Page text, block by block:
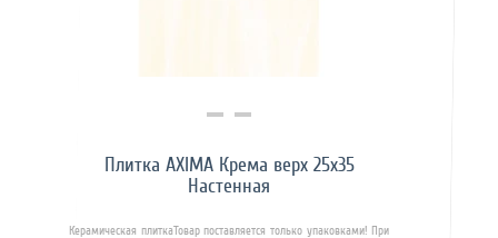
Купить в 1 клик
Плитка AXIMA Крема верх 25х35
Настенная
Керамическая плиткаТовар поставляется только упаковками! При